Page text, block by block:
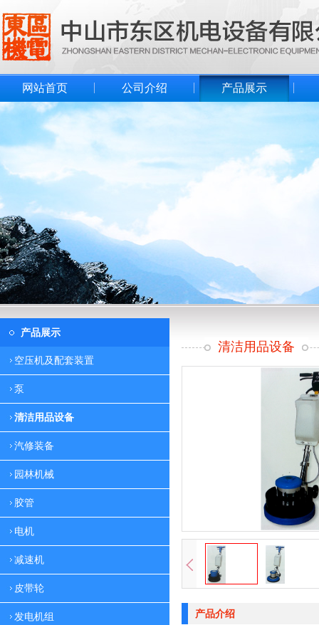
网站首页 公司介绍 产品展示
产品展示
空压机及配套装置
泵
清洁用品设备
汽修装备
园林机械
胶管
电机
减速机
皮带轮
发电机组
清洁用品设备
产品介绍